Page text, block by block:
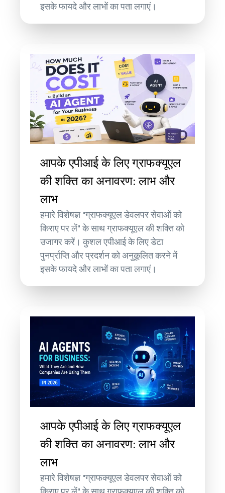
इसके फायदे और लाभों का पता लगाएं।
आपके एपीआई के लिए ग्राफक्यूएल
की शक्ति का अनावरण: लाभ और
लाभ
हमारे विशेषज्ञ "ग्राफक्यूएल डेवलपर सेवाओं को
किराए पर लें" के साथ ग्राफक्यूएल की शक्ति को
उजागर करें। कुशल एपीआई के लिए डेटा
पुनर्प्राप्ति और प्रदर्शन को अनुकूलित करने में
इसके फायदे और लाभों का पता लगाएं।
आपके एपीआई के लिए ग्राफक्यूएल
की शक्ति का अनावरण: लाभ और
लाभ
हमारे विशेषज्ञ "ग्राफक्यूएल डेवलपर सेवाओं को